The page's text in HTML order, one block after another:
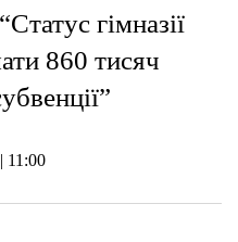
гімназії
860 тисяч
11:00